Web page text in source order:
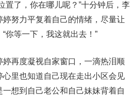
置了，你在哪儿呢？”十分钟后，李
努力平复着自己的情绪，尽量让
你等一下，我这就出去！”
再度凝视自家窗口，一滴热泪顺
里也知道自己现在走出小区会见
想到自己老公和自己妹妹背着自